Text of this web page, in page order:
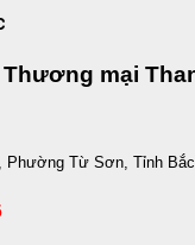
mại
Phường Từ Sơn, Tỉnh